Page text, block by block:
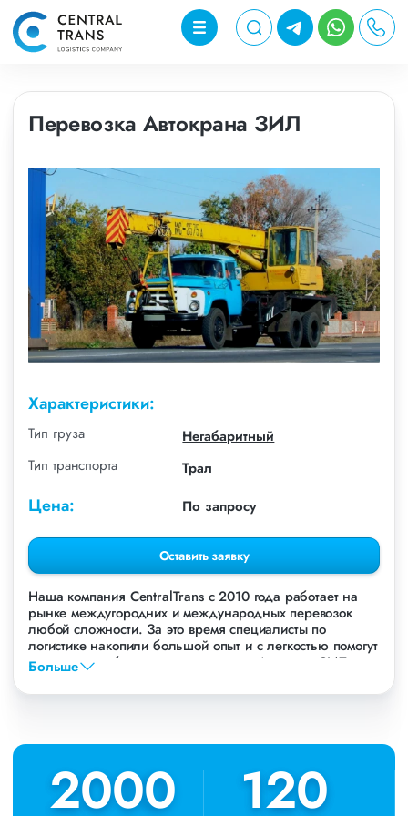
Перевозка Автокрана ЗИЛ
Характеристики:
Тип груза
Негабаритный
Тип транспорта
Трал
Цена: По запросу
Оставить заявку
Наша компания СentralTrans с 2010 года работает на
рынке междугородних и международных перевозок
любой сложности. За это время специалисты по
логистике накопили большой опыт и с легкостью помогут
перевезти любые грузы, в том числе Автокран ЗИЛ.
Осуществляем грузоперевозки Автокрана ЗИЛ в
таких крупных компаний, как: Газпром, ЛСР,
убедиться зайдите в раздел «Наш опыт».
Больше
2010
2010 120
120